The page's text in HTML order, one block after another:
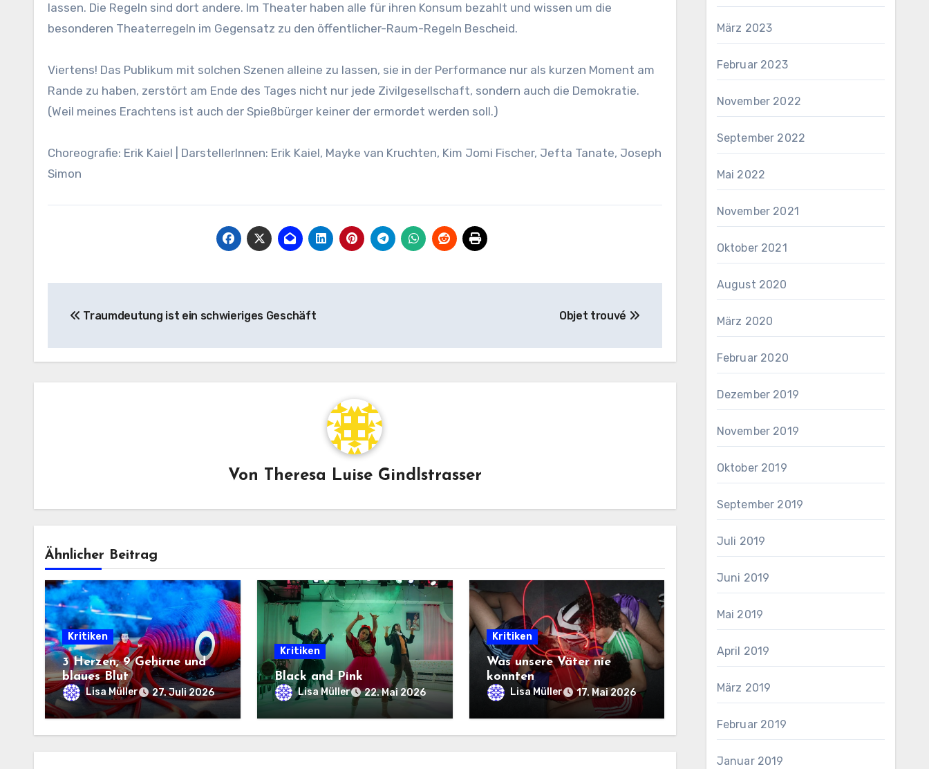
lassen. Die Regeln sind dort andere. Im Theater haben alle für ihren Konsum bezahlt und wissen um die
besonderen Theaterregeln im Gegensatz zu den öffentlicher-Raum-Regeln Bescheid.
Viertens! Das Publikum mit solchen Szenen alleine zu lassen, sie in der Performance nur als kurzen Moment am
Rande zu haben, zerstört am Ende des Tages nicht nur jede Zivilgesellschaft, sondern auch die Demokratie.
(Weil meines Erachtens ist auch der Spießbürger keiner der ermordet werden soll.)
Choreografie: Erik Kaiel | DarstellerInnen: Erik Kaiel, Mayke van Kruchten, Kim Jomi Fischer, Jefta Tanate, Joseph
Simon
Traumdeutung ist ein schwieriges Geschäft Objet trouvé
Von Theresa Luise Gindlstrasser
Ähnlicher Beitrag
Kritiken
3 Herzen, 9 Gehirne und
blaues Blut
Lisa Müller 27. Juli 2026
Kritiken
Black and Pink
Lisa Müller 22. Mai 2026
Kritiken
Was unsere Väter nie
konnten
Lisa Müller 17. Mai 2026
März 2023
Februar 2023
November 2022
September 2022
Mai 2022
November 2021
Oktober 2021
August 2020
März 2020
Februar 2020
Dezember 2019
November 2019
Oktober 2019
September 2019
Juli 2019
Juni 2019
Mai 2019
April 2019
März 2019
Februar 2019
Januar 2019